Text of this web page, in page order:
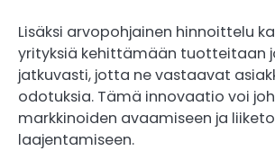
Lisäksi arvopohjainen hinnoittelu
yrityksiä kehittämään tuotteitaan
jatkuvasti, jotta ne vastaavat
odotuksia. Tämä innovaatio voi
markkinoiden avaamiseen ja
laajentamiseen.